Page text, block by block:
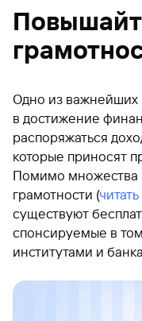
Одно из важнейших
в достижение
распоряжаться
которые приносят
Помимо множества
грамотности (
существуют
спонсируемые в
институтами и